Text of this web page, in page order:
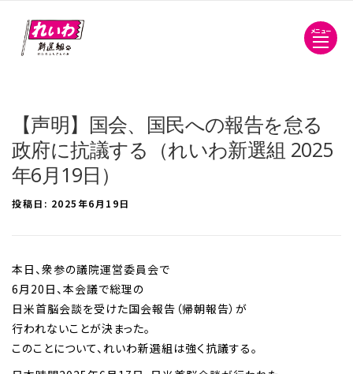
メニュー
【声明】国会、国民への報告を怠る
政府に抗議する（れいわ新選組 2025
年6月19日）
投稿日: 2025年6月19日
本日、衆参の議院運営委員会で
6月20日、本会議で総理の
日米首脳会談を受けた国会報告（帰朝報告）が
行われないことが決まった。
このことについて、れいわ新選組は強く抗議する。